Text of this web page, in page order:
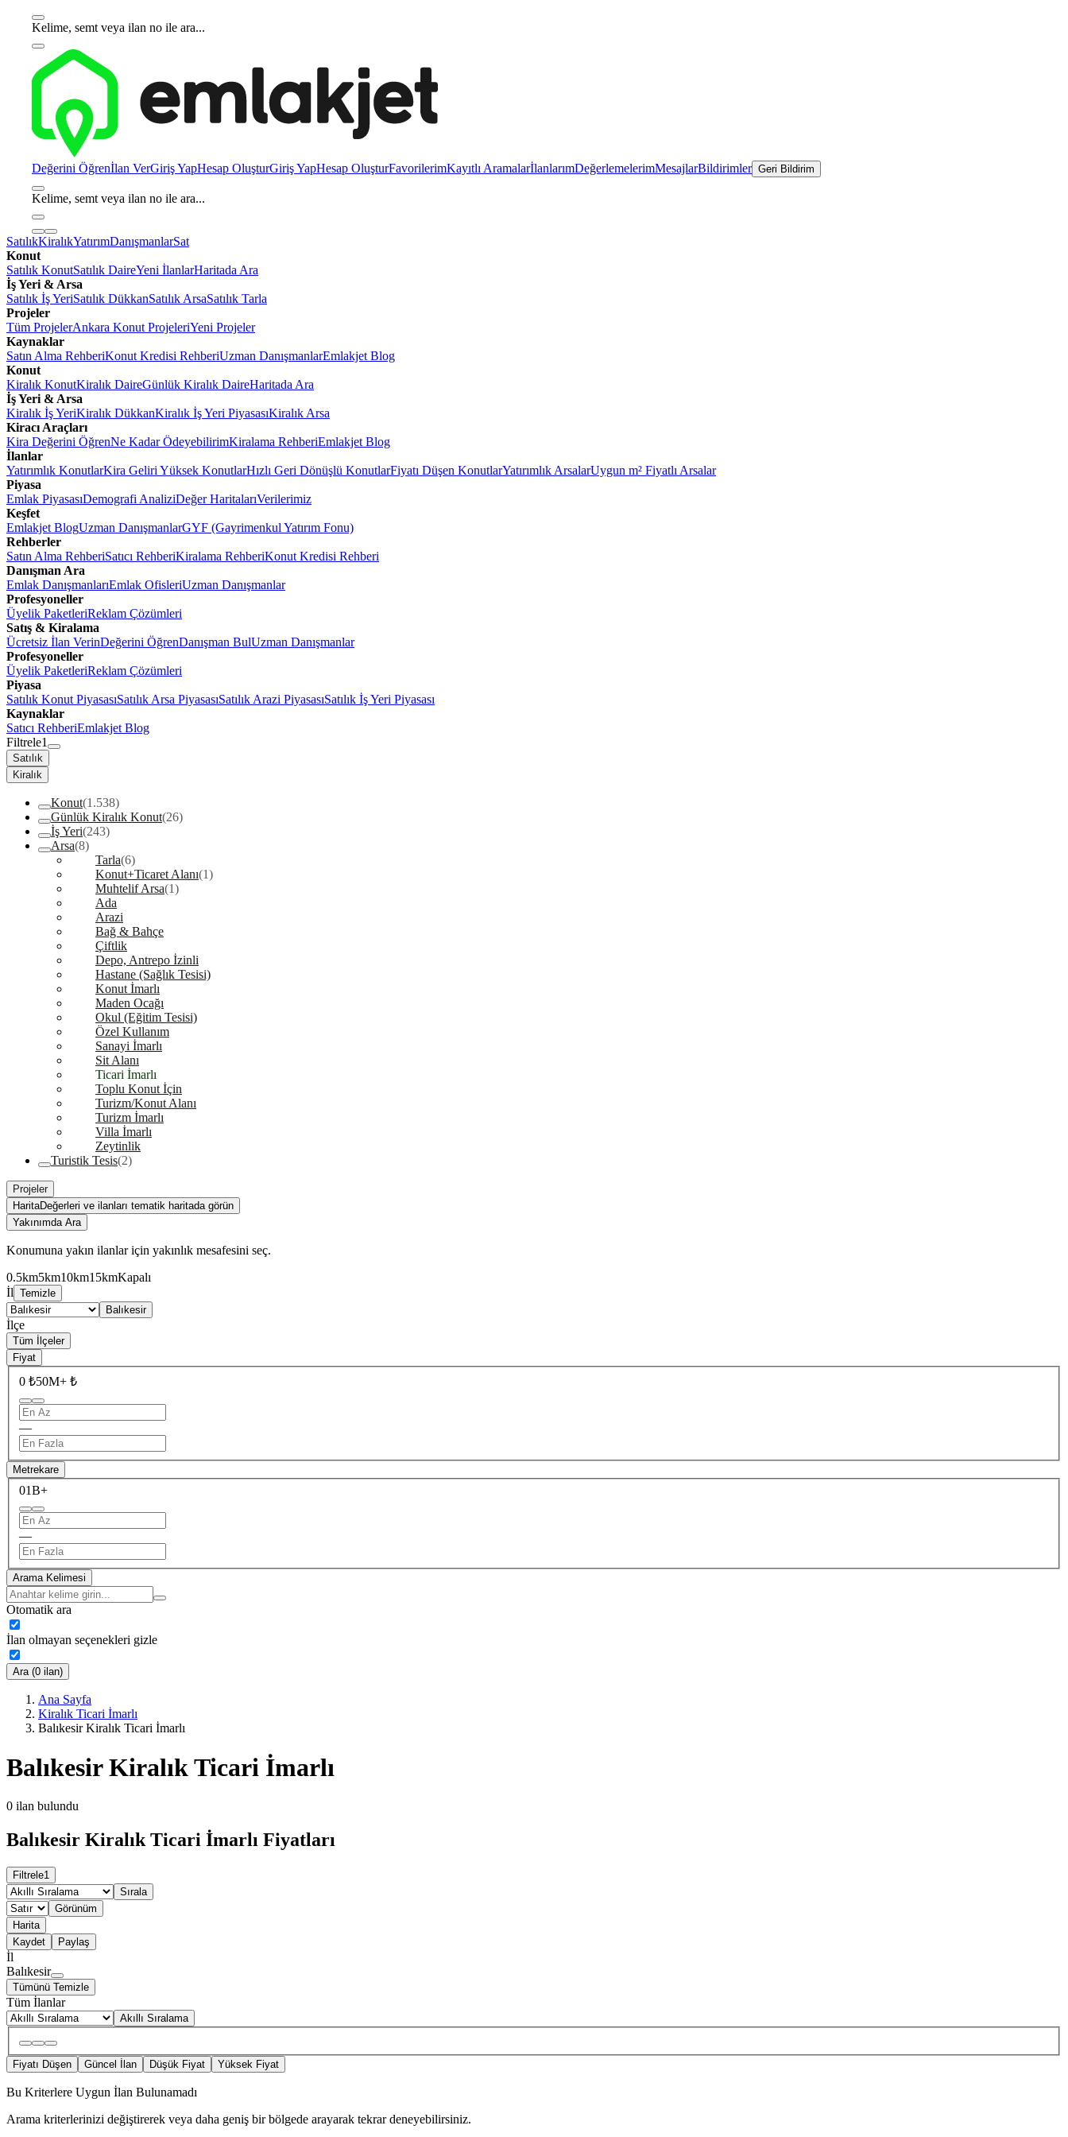
Kelime, semt veya ilan no ile ara...
Değerini Öğrenİlan VerGiriş YapHesap OluşturGiriş YapHesap OluşturFavorilerimKayıtlı AramalarİlanlarımDeğerlemelerimMesajlarBildirimler Geri Bildirim
Kelime, semt veya ilan no ile ara...
SatılıkKiralıkYatırımDanışmanlarSat
Konut
Satılık KonutSatılık DaireYeni İlanlarHaritada Ara
İş Yeri & Arsa
Satılık İş YeriSatılık DükkanSatılık ArsaSatılık Tarla
Projeler
Tüm ProjelerAnkara Konut ProjeleriYeni Projeler
Kaynaklar
Satın Alma RehberiKonut Kredisi RehberiUzman DanışmanlarEmlakjet Blog
Konut
Kiralık KonutKiralık DaireGünlük Kiralık DaireHaritada Ara
İş Yeri & Arsa
Kiralık İş YeriKiralık DükkanKiralık İş Yeri PiyasasıKiralık Arsa
Kiracı Araçları
Kira Değerini ÖğrenNe Kadar ÖdeyebilirimKiralama RehberiEmlakjet Blog
İlanlar
Yatırımlık KonutlarKira Geliri Yüksek KonutlarHızlı Geri Dönüşlü KonutlarFiyatı Düşen KonutlarYatırımlık ArsalarUygun m² Fiyatlı Arsalar
Piyasa
Emlak PiyasasıDemografi AnaliziDeğer HaritalarıVerilerimiz
Keşfet
Emlakjet BlogUzman DanışmanlarGYF (Gayrimenkul Yatırım Fonu)
Rehberler
Satın Alma RehberiSatıcı RehberiKiralama RehberiKonut Kredisi Rehberi
Danışman Ara
Emlak DanışmanlarıEmlak OfisleriUzman Danışmanlar
Profesyoneller
Üyelik PaketleriReklam Çözümleri
Satış & Kiralama
Ücretsiz İlan VerinDeğerini ÖğrenDanışman BulUzman Danışmanlar
Profesyoneller
Üyelik PaketleriReklam Çözümleri
Piyasa
Satılık Konut PiyasasıSatılık Arsa PiyasasıSatılık Arazi PiyasasıSatılık İş Yeri Piyasası
Kaynaklar
Satıcı RehberiEmlakjet Blog
Filtrele1
Satılık
Kiralık
Konut(1.538)
Günlük Kiralık Konut(26)
İş Yeri(243)
Arsa(8)
Tarla(6)
Konut+Ticaret Alanı(1)
Muhtelif Arsa(1)
Ada
Arazi
Bağ & Bahçe
Çiftlik
Depo, Antrepo İzinli
Hastane (Sağlık Tesisi)
Konut İmarlı
Maden Ocağı
Okul (Eğitim Tesisi)
Özel Kullanım
Sanayi İmarlı
Sit Alanı
Ticari İmarlı
Toplu Konut İçin
Turizm/Konut Alanı
Turizm İmarlı
Villa İmarlı
Zeytinlik
Turistik Tesis(2)
Projeler
HaritaDeğerleri ve ilanları tematik haritada görün
Yakınımda Ara
Konumuna yakın ilanlar için yakınlık mesafesini seç.
0.5km5km10km15kmKapalı
İl Temizle
Balıkesir
İlçe
Tüm İlçeler
Fiyat
0 ₺50M+ ₺
—
Metrekare
01B+
—
Arama Kelimesi
Otomatik ara
İlan olmayan seçenekleri gizle
Ara (0 ilan)
Ana Sayfa
Kiralık Ticari İmarlı
Balıkesir Kiralık Ticari İmarlı
Balıkesir Kiralık Ticari İmarlı
0 ilan bulundu
Balıkesir Kiralık Ticari İmarlı Fiyatları
Filtrele1
Sırala
Görünüm
Harita
Kaydet
Paylaş
İl
Balıkesir
Tümünü Temizle
Tüm İlanlar
Akıllı Sıralama
Fiyatı Düşen Güncel İlan Düşük Fiyat Yüksek Fiyat
Bu Kriterlere Uygun İlan Bulunamadı
Arama kriterlerinizi değiştirerek veya daha geniş bir bölgede arayarak tekrar deneyebilirsiniz.